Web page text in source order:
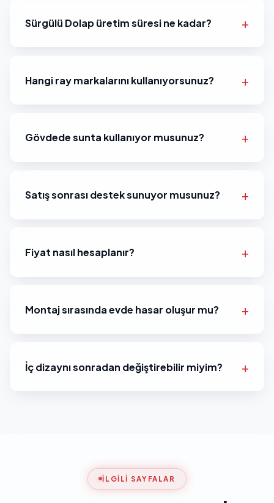
Sürgülü Dolap üretim süresi ne kadar?
Hangi ray markalarını kullanıyorsunuz?
Gövdede sunta kullanıyor musunuz?
Satış sonrası destek sunuyor musunuz?
Fiyat nasıl hesaplanır?
Montaj sırasında evde hasar oluşur mu?
İç dizaynı sonradan değiştirebilir miyim?
İLGILI SAYFALAR